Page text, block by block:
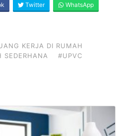
Twitter WhatsApp
KERJA DI RUMAH
SEDERHANA
#UPVC